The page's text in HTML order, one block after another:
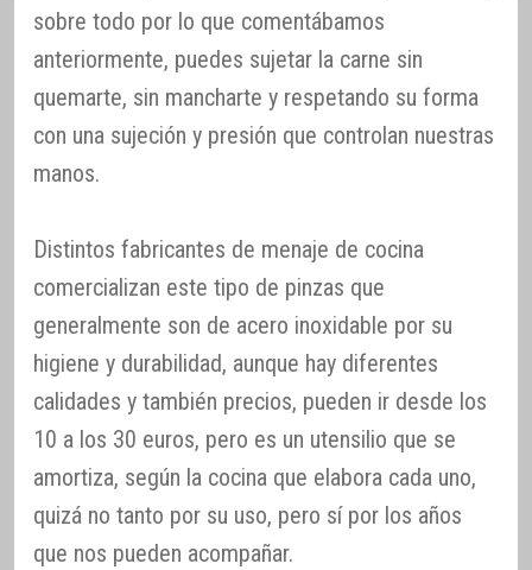
sobre todo por lo que comentábamos
anteriormente, puedes sujetar la carne sin
quemarte, sin mancharte y respetando su forma
con una sujeción y presión que controlan nuestras
manos.
Distintos fabricantes de menaje de cocina
comercializan este tipo de pinzas que
generalmente son de acero inoxidable por su
higiene y durabilidad, aunque hay diferentes
calidades y también precios, pueden ir desde los
10 a los 30 euros, pero es un utensilio que se
amortiza, según la cocina que elabora cada uno,
quizá no tanto por su uso, pero sí por los años
que nos pueden acompañar.